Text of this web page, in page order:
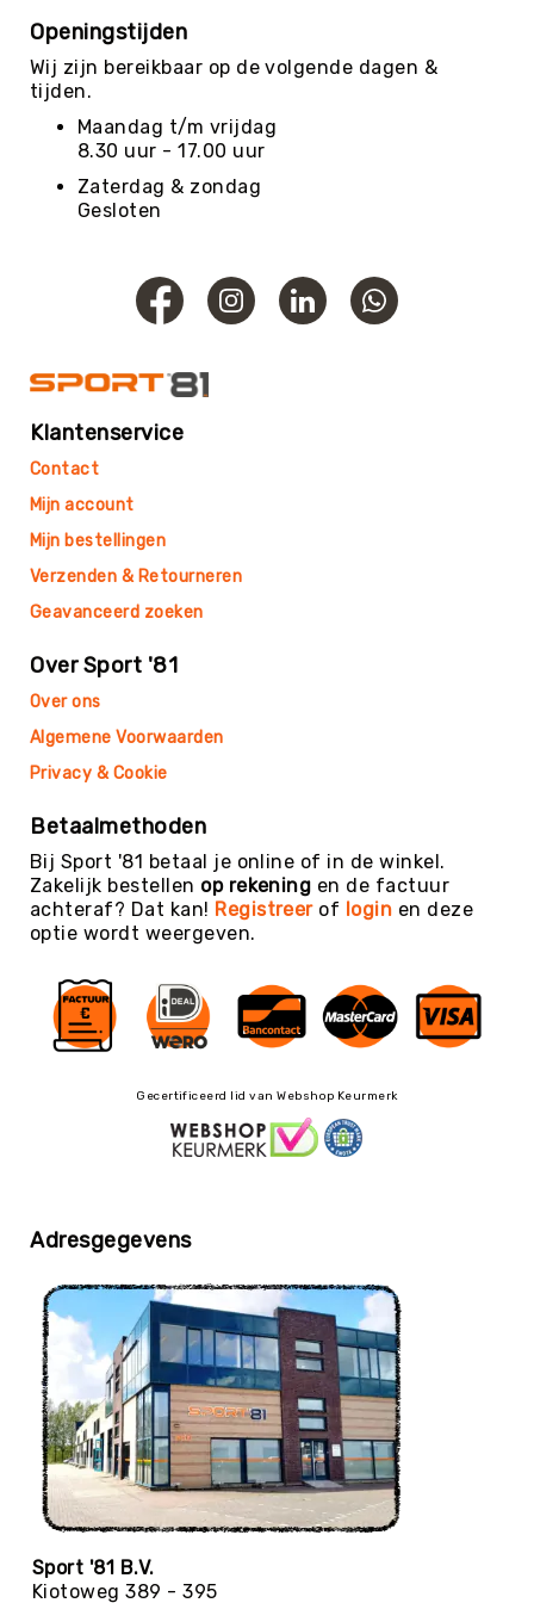
Evenementen
Fitness
Floorball
Frisbee
&
Discgolf
Handbal
Hockey
&
Softbal
Jeu
Kin-
Ball
&
Klimmen
Knotshockey
Lacrosse
(MTB)
Oriëntatie
Padel
Pickleball
Poull
Ball
Rugby
Scouting/Outdoor
Sporten
Spikeball
Squash
Steppen
Tafeltennis
Tafelvoetbal
Tchoukbal
Tchouks
Openingstijden
Wij zijn bereikbaar op de volgende dagen &
tijden.
Maandag t/m vrijdag
8.30 uur - 17.00 uur
Zaterdag & zondag
Gesloten
Klantenservice
Contact
Mijn account
Mijn bestellingen
Verzenden & Retourneren
Geavanceerd zoeken
Over Sport '81
Over ons
Algemene Voorwaarden
Privacy & Cookie
Betaalmethoden
Bij Sport '81 betaal je online of in de winkel.
Zakelijk bestellen op rekening en de factuur
achteraf? Dat kan! Registreerof login en deze
optie wordt weergeven.
Gecertificeerd lid van Webshop Keurmerk
Adresgegevens
Sport '81 B.V.
Kiotoweg 389 - 395